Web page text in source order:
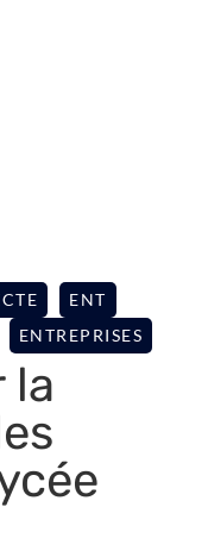
ENT
ENTREPRISES
la